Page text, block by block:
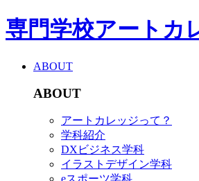
専門学校アートカ
ABOUT
ABOUT
アートカレッジって？
学科紹介
DXビジネス学科
イラストデザイン学科